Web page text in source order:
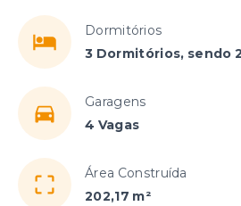
Dormitórios
3 Dormitórios, sendo
Garagens
4 Vagas
Área Construída
202,17 m²